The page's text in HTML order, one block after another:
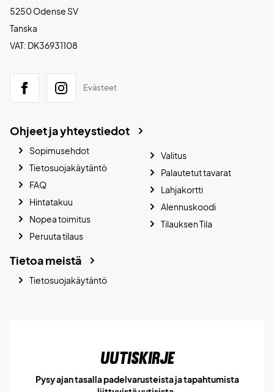
5250 Odense SV
Tanska
VAT: DK36931108
Evästeet
Ohjeet ja yhteystiedot
Sopimusehdot
Tietosuojakäytäntö
FAQ
Hintatakuu
Nopea toimitus
Peruuta tilaus
Valitus
Palautetut tavarat
Lahjakortti
Alennuskoodi
Tilauksen Tila
Tietoa meistä
Tietosuojakäytäntö
Uutiskirje
Pysy ajan tasalla padelvarusteista ja tapahtumista